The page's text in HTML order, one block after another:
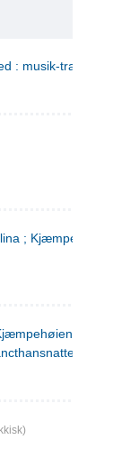
: musik-tragedie i tre
; Kjæmpehøien ;
(1850) ;